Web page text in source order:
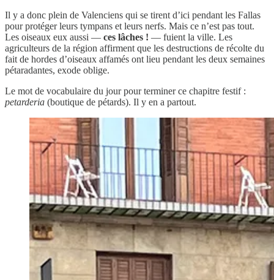
Il y a donc plein de Valenciens qui se tirent d’ici pendant les Fallas
pour protéger leurs tympans et leurs nerfs. Mais ce n’est pas tout.
Les oiseaux eux aussi — ces lâches ! — fuient la ville. Les
agriculteurs de la région affirment que les destructions de récolte du
fait de hordes d’oiseaux affamés ont lieu pendant les deux semaines
pétaradantes, exode oblige.
Le mot de vocabulaire du jour pour terminer ce chapitre festif :
petarderia (boutique de pétards). Il y en a partout.